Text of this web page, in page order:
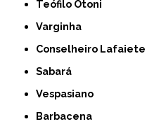
Teófilo Otoni
Varginha
Conselheiro Lafaiete
Sabará
Vespasiano
Barbacena